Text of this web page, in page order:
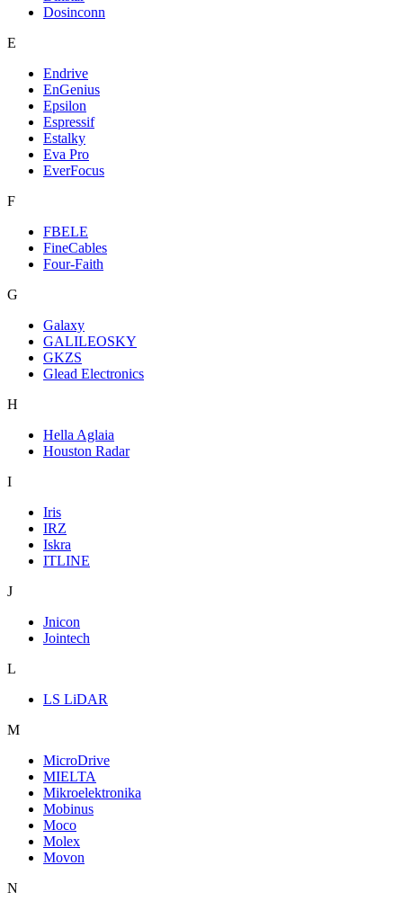
Dosinconn
E
Endrive
EnGenius
Epsilon
Espressif
Estalky
Eva Pro
EverFocus
F
FBELE
FineCables
Four-Faith
G
Galaxy
GALILEOSKY
GKZS
Glead Electronics
H
Hella Aglaia
Houston Radar
I
Iris
IRZ
Iskra
ITLINE
J
Jnicon
Jointech
L
LS LiDAR
M
MicroDrive
MIELTA
Mikroelektronika
Mobinus
Moco
Molex
Movon
N